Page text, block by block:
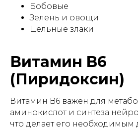
Бобовые
Зелень и овощи
Цельные злаки
Витамин B6
(Пиридоксин)
Витамин B6 важен для
аминокислот и синтеза
что делает его необходимым